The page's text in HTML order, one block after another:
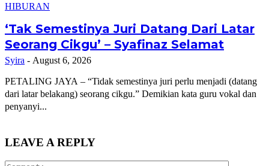
HIBURAN
‘Tak Semestinya Juri Datang Dari Latar
Seorang Cikgu’ – Syafinaz Selamat
Syira - August 6, 2026
PETALING JAYA – “Tidak semestinya juri perlu menjadi (datang
dari latar belakang) seorang cikgu.” Demikian kata guru vokal dan
penyanyi...
LEAVE A REPLY